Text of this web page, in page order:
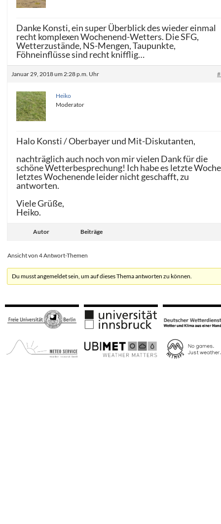
Danke Konsti, ein super Überblick des wieder einmal
recht komplexen Wochenend-Wetters. Die SFG,
Wetterzustände, NS-Mengen, Taupunkte,
Föhneinflüsse sind recht knifflig…
Januar 29, 2018 um 2:28 p.m. Uhr
Heiko
Moderator
Halo Konsti / Oberbayer und Mit-Diskutanten,
nachträglich auch noch von mir vielen Dank für die
schöne Wetterbesprechung! Ich habe es letzte
letztes Wochenende leider nicht geschafft, zu
antworten.
Viele Grüße,
Heiko.
Autor Beiträge
Ansicht von 4 Antwort-Themen
Du musst angemeldet sein, um auf dieses Thema antworten zu können.